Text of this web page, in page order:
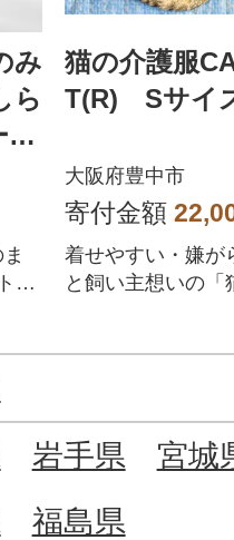
み
ら
プ
果
猫の介護服
T(R) Sサイ
大阪府豊中市
寄付金額
着せやすい・嫌が
と飼い主想いの「
岩手県
宮城
福島県